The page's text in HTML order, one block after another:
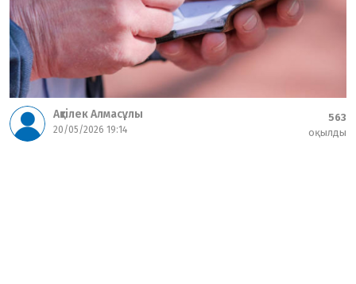
Ақтілек Алмасұлы
20/05/2026 19:14
563
оқылды